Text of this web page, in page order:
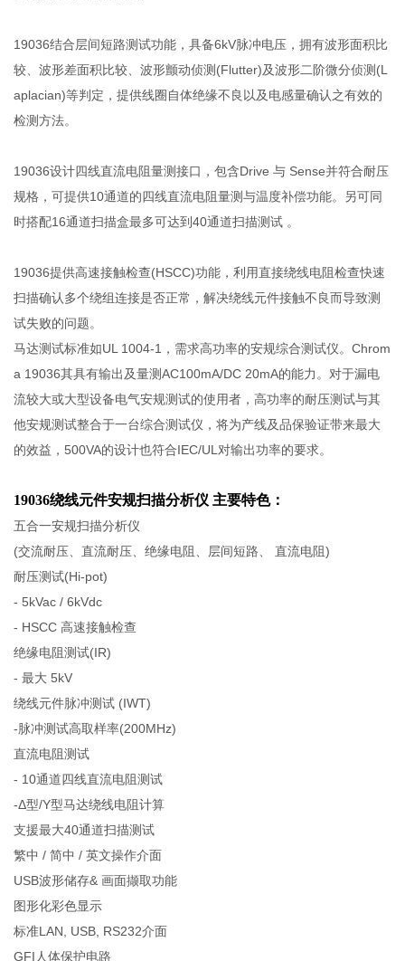
19036结合层间短路测试功能，具备6kV脉冲电压，拥有波形面积比
较、波形差面积比较、波形颤动侦测(Flutter)及波形二阶微分侦测(L
aplacian)等判定，提供线圈自体绝缘不良以及电感量确认之有效的
检测方法。
19036设计四线直流电阻量测接口，包含Drive 与 Sense并符合耐压
规格，可提供10通道的四线直流电阻量测与温度补偿功能。另可同
时搭配16通道扫描盒最多可达到40通道扫描测试 。
19036提供高速接触检查(HSCC)功能，利用直接绕线电阻检查快速
扫描确认多个绕组连接是否正常，解决绕线元件接触不良而导致测
试失败的问题。
马达测试标准如UL 1004-1，需求高功率的安规综合测试仪。Chrom
a 19036其具有输出及量测AC100mA/DC 20mA的能力。对于漏电
流较大或大型设备电气安规测试的使用者，高功率的耐压测试与其
他安规测试整合于一台综合测试仪，将为产线及品保验证带来最大
的效益，500VA的设计也符合IEC/UL对输出功率的要求。
19036绕线元件安规扫描分析仪 主要特色：
五合一安规扫描分析仪
(交流耐压、直流耐压、绝缘电阻、层间短路、 直流电阻)
耐压测试(Hi-pot)
- 5kVac / 6kVdc
- HSCC 高速接触检查
绝缘电阻测试(IR)
- 最大 5kV
绕线元件脉冲测试 (IWT)
-脉冲测试高取样率(200MHz)
直流电阻测试
- 10通道四线直流电阻测试
-Δ型/Y型马达绕线电阻计算
支援最大40通道扫描测试
繁中 / 简中 / 英文操作介面
USB波形储存& 画面撷取功能
图形化彩色显示
标准LAN, USB, RS232介面
GFI人体保护电路